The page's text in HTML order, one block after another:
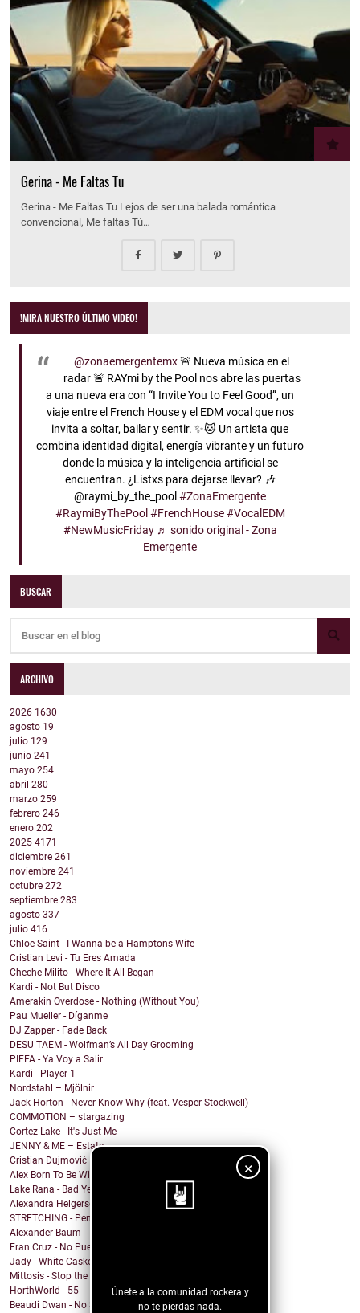
×
Únete a la comunidad rockera y
no te pierdas nada.
Gerina - Me Faltas Tu
Gerina - Me Faltas Tu Lejos de ser una balada romántica
convencional, Me faltas Tú…
!MIRA NUESTRO ÚLTIMO VIDEO!
@zonaemergentemx🚨 Nueva música en el
radar 🚨 RAYmi by the Pool nos abre las puertas
a una nueva era con “I Invite You to Feel Good”, un
viaje entre el French House y el EDM vocal que nos
invita a soltar, bailar y sentir. ✨🐱 Un artista que
combina identidad digital, energía vibrante y un futuro
donde la música y la inteligencia artificial se
encuentran. ¿Listxs para dejarse llevar? 🎶
@raymi_by_the_pool#ZonaEmergente
#RaymiByThePool #FrenchHouse #VocalEDM
#NewMusicFriday ♬ sonido original - Zona
Emergente
BUSCAR
ARCHIVO
2026 1630
agosto 19
julio 129
junio 241
mayo 254
abril 280
marzo 259
febrero 246
enero 202
2025 4171
diciembre 261
noviembre 241
octubre 272
septiembre 283
agosto 337
julio 416
Chloe Saint - I Wanna be a Hamptons Wife
Cristian Levi - Tu Eres Amada
Cheche Milito - Where It All Began
Kardi - Not But Disco
Amerakin Overdose - Nothing (Without You)
Pau Mueller - Díganme
DJ Zapper - Fade Back
DESU TAEM - Wolfman’s All Day Grooming
PIFFA - Ya Voy a Salir
Kardi - Player 1
Nordstahl – Mjölnir
Jack Horton - Never Know Why (feat. Vesper Stockwell)
COMMOTION – stargazing
Cortez Lake - It's Just Me
JENNY & ME – Estate
Cristian Dujmović – Fin de un mundo
Alex Born To Be Wild - Nice Girls
Lake Rana - Bad Year
Alexandra Helgerson - We're Never Going Out
STRETCHING - Pencil Me In
Alexander Baum - Träume
Fran Cruz - No Puedo
Jady - White Casket
Mittosis - Stop the questions
HorthWorld - 55
Beaudi Dwan - No Sense To Me